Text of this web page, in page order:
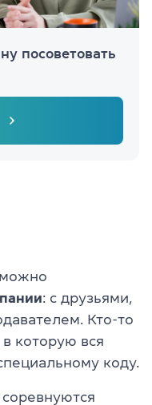
посоветовать
: с друзьями,
Кто-то
которую вся
коду.